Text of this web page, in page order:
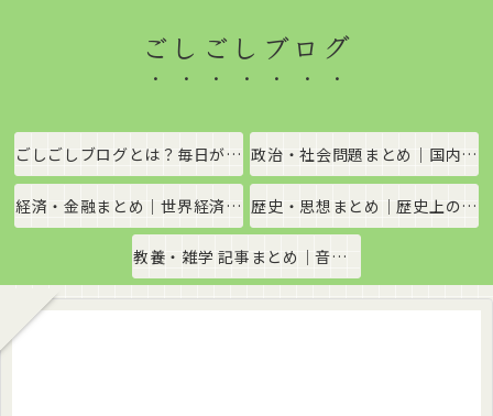
ごしごしブログ
ごしごしブログとは？毎日がちょっと楽しくなる情報発信サイト 政治・社会問題まとめ｜国内政治・国際情勢をわかりやすく解説
経済・金融まとめ｜世界経済・金融市場をわかりやすく解説 歴史・思想まとめ｜歴史上の出来事や思想・哲学をわかりやすく解説
教養・雑学 記事まとめ｜音楽、科学、社会の豆知識をわかりやすく解説